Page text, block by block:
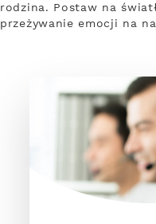
rodzina. Postaw na
przeżywanie emocji na